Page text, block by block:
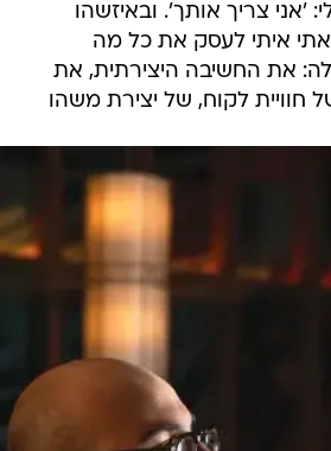
'אני צריך אותך'. ובאיזשהו
איתי לעסק את כל מה
את החשיבה היצירתית, את
חוויית לקוח, של יצירת משהו